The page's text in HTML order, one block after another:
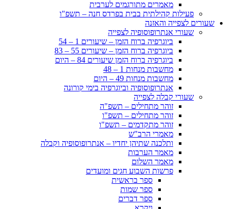
מאמרים מתורגמים לערבית
פעילות קהילתית בבית בפרדס חנה – תשפ"ו
שעורים לצפייה והאזנה
שעורי אנתרופוסופיה לצפייה
ביוגרפיה ברוח הזמן – שיעורים 1 – 54
ביוגרפיה ברוח הזמן – שיעורים 55 – 83
ביוגרפיה ברוח הזמן שיעורים 84 – היום
מחשבות מנחות 1 – 48
מחשבות מנחות 49 – היום
אנתרופוסופיה וביוגרפיה בימי קורונה
שעורי קבלה לצפייה
זוהר מתחילים – תשפ"ה
זוהר מתחילים – תשפ"ו
זוהר מתקדמים – תשפ"ו
מאמרי הרב"ש
ותלכנה שתיהן יחדיו – אנתרופוסופיה וקבלה
מאמר הערבות
מאמר השלום
פרשות השבוע חגים ומועדים
ספר בראשית
ספר שמות
ספר דברים